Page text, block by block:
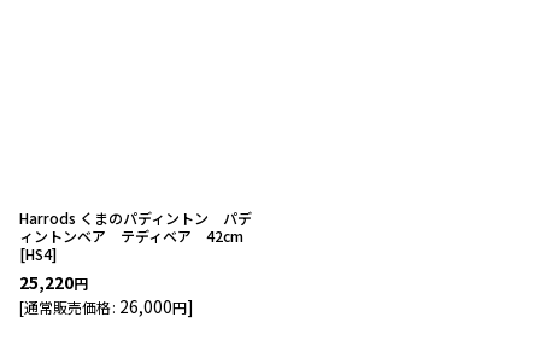
Harrods くまのパディントン パデ
ィントンベア テディベア 42cm
[HS4]
25,220円
[通常販売価格: 26,000円]